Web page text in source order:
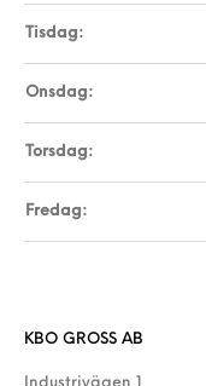
Tisdag:
Onsdag:
Torsdag:
Fredag:
KBO GROSS AB